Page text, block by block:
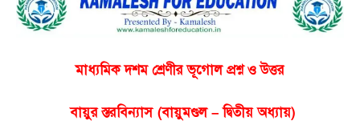
মাধ্যমিক দশম শ্রেণীর ভূগোল প্রশ্ন ও উত্তর
বায়ুর স্তরবিন্যাস (বায়ুমণ্ডল – দ্বিতীয় অধ্যায়)